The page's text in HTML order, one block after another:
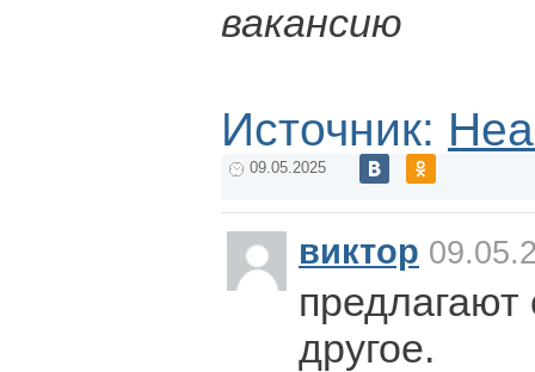
вакансию
Источник:
09.05.2025
виктор
предлагают
другое.